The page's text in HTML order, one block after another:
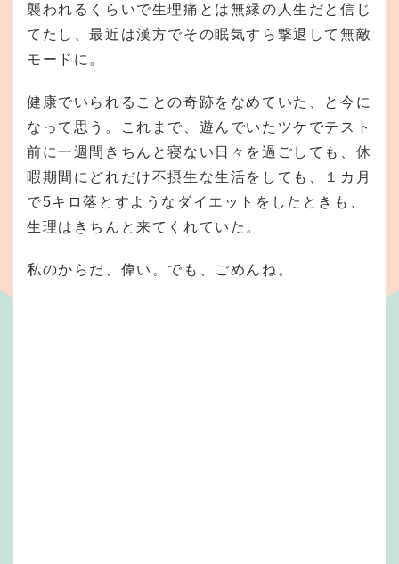
襲われるくらいで生理痛とは無縁の人生だと信じ
てたし、最近は漢方でその眠気すら撃退して無敵
モードに。
健康でいられることの奇跡をなめていた、と今に
なって思う。これまで、遊んでいたツケでテスト
前に一週間きちんと寝ない日々を過ごしても、休
暇期間にどれだけ不摂生な生活をしても、１カ月
で5キロ落とすようなダイエットをしたときも、
生理はきちんと来てくれていた。
私のからだ、偉い。でも、ごめんね。